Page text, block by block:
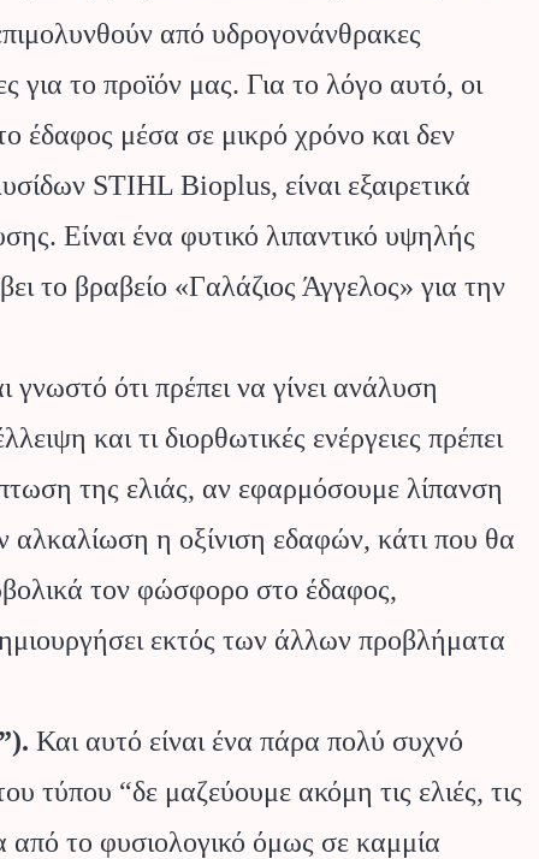
από υδρογονάνθρακες
για το προϊόν μας. Για το λόγο αυτό, οι
έδαφος μέσα σε μικρό χρόνο και δεν
STIHL Bioplus, είναι εξαιρετικά
Είναι ένα φυτικό λιπαντικό υψηλής
το βραβείο «Γαλάζιος Άγγελος» για την
γνωστό ότι πρέπει να γίνει ανάλυση
και τι διορθωτικές ενέργειες πρέπει
της ελιάς, αν εφαρμόσουμε λίπανση
αλκαλίωση η οξίνιση εδαφών, κάτι που θα
τον φώσφορο στο έδαφος,
εκτός των άλλων προβλήματα
Και αυτό είναι ένα πάρα πολύ συχνό
τύπου “δε μαζεύουμε ακόμη τις ελιές, τις
το φυσιολογικό όμως σε καμμία